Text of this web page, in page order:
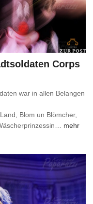
Corps
war in allen Belangen
Blom un Blömcher,
mehr